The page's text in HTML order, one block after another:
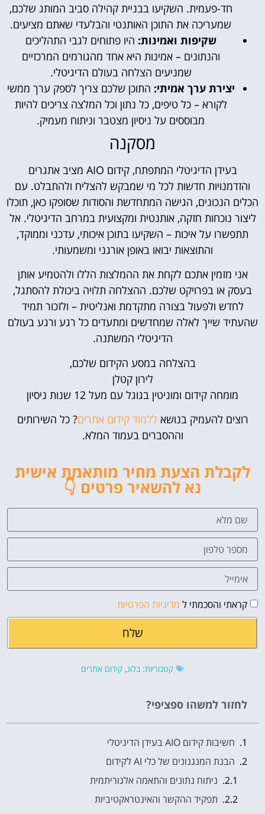
חד-פעמית. השקיעו בבניית קהילה סביב המותג שלכם,
שמעריכה את התוכן האותנטי והבלעדי שאתם מציעים.
שקיפות ואמינות: היו פתוחים לגבי התהליכים
והנתונים – אמינות היא אחד מהגורמים המרכזיים
שמניעים הצלחה בעולם הדיגיטלי.
יצירת ערך אמיתי: התוכן שלכם צריך לספק ערך ממשי
לקורא – כל טיפים, כל נתון וכל המלצה צריכים להיות
מבוססים על ניסיון מצטבר וניתוח מעמיק.
מסקנה
בעידן הדיגיטלי המתפתח, קידום AIO מציב אתגרים
והזדמנויות חדשות לכל מי שמבקש להצליח ולהתבלט. עם
הכלים הנכונים, הגישה המתחדשת והסודות שסופקו כאן, תוכלו
ליצור נוכחות חזקה, אותנטית ומקצועית במרחב הדיגיטלי. אל
תתפשרו על איכות – השקיעו בתוכן איכותי, עדכני וממוקד,
והתוצאות יבואו באופן אורגני ומשמעותי.
אני מזמין אתכם לקחת את ההמלצות הללו ולהטמיע אותן
בעסק או בפרויקט שלכם. ההצלחה תלויה ביכולת להסתגל,
לחדש ולפעול בצורה מתקדמת ואנליטית – ולזכור תמיד
שהעתיד שייך לאלה שמחדשים ומתעדים כל רגע ורגע בעולם
הדיגיטלי המשתנה.
בהצלחה במסע הקידום שלכם,
לירון קטלן
מומחה קידום ומוניטין בגוגל עם מעל 12 שנות ניסיון
רוצים להעמיק בנושא ללמוד קידום אתרים? כל השירותים
וההסברים בעמוד המלא.
לקבלת הצעת מחיר מותאמת אישית
נא להשאיר פרטים 👇
קראתי והסכמתי ל מדיניות הפרטיות
שלח
קטגוריות: בלוג, קידום אתרים
לחזור למשהו ספציפי?
חשיבות קידום AIO בעידן הדיגיטלי
הבנת המנגנונים של כלי AI לקידום
ניתוח נתונים והתאמה אלגוריתמית
תפקיד ההקשר והאינטראקטיביות